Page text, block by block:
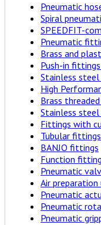
Pneumatic
Spiral
SPEEDFIT-
Pneumatic
Brass and
Push-in
Stainless
High
Brass
Stainless
Fittings with
Tubular fittings
BANJO fittings
Function
Pneumatic
Air preparation
Pneumatic
Pneumatic
Pneumatic